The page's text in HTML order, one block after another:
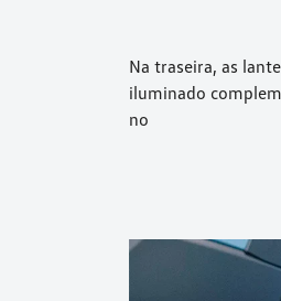
Na traseira, as
iluminado
no